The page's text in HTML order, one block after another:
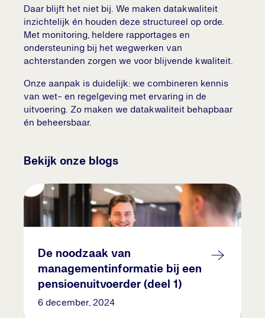
Daar blijft het niet bij. We maken datakwaliteit
inzichtelijk én houden deze structureel op orde.
Met monitoring, heldere rapportages en
ondersteuning bij het wegwerken van
achterstanden zorgen we voor blijvende kwaliteit.
Onze aanpak is duidelijk: we combineren kennis
van wet- en regelgeving met ervaring in de
uitvoering. Zo maken we datakwaliteit behapbaar
én beheersbaar.
Bekijk onze blogs
De noodzaak van
managementinformatie bij een
pensioenuitvoerder (deel 1)
6 december, 2024